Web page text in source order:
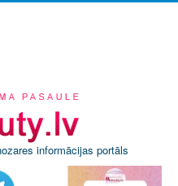
informācijas portāls